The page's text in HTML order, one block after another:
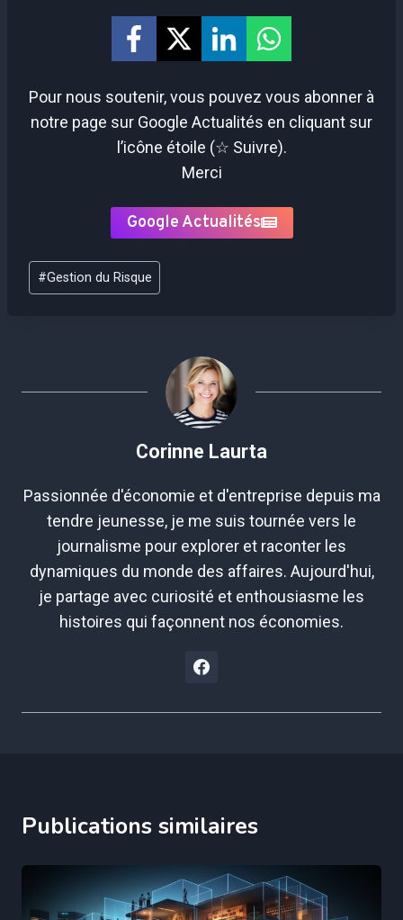
Pour nous soutenir, vous pouvez vous abonner à
notre page sur Google Actualités en cliquant sur
l’icône étoile (☆ Suivre).
Merci
Google Actualités
Étiquettes
de
#Gestion du Risque
Corinne Laurta
Passionnée d'économie et d'entreprise depuis ma
tendre jeunesse, je me suis tournée vers le
journalisme pour explorer et raconter les
dynamiques du monde des affaires. Aujourd'hui,
je partage avec curiosité et enthousiasme les
histoires qui façonnent nos économies.
Publications similaires